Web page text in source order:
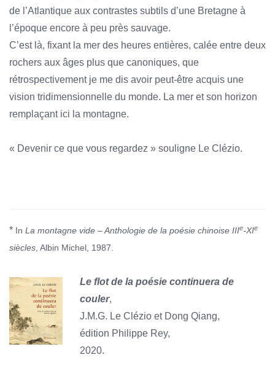
de l’Atlantique aux contrastes subtils d’une Bretagne à
l’époque encore à peu près sauvage.
C’est là, fixant la mer des heures entières, calée entre deux
rochers aux âges plus que canoniques, que
rétrospectivement je me dis avoir peut-être acquis une
vision tridimensionnelle du monde. La mer et son horizon
remplaçant ici la montagne.
« Devenir ce que vous regardez » souligne Le Clézio.
* In La montagne vide – Anthologie de la poésie chinoise IIIe-XIe
siècles , Albin Michel, 1987.
Le flot de la poésie continuera de
couler,
J.M.G. Le Clézio et Dong Qiang,
édition Philippe Rey,
2020.